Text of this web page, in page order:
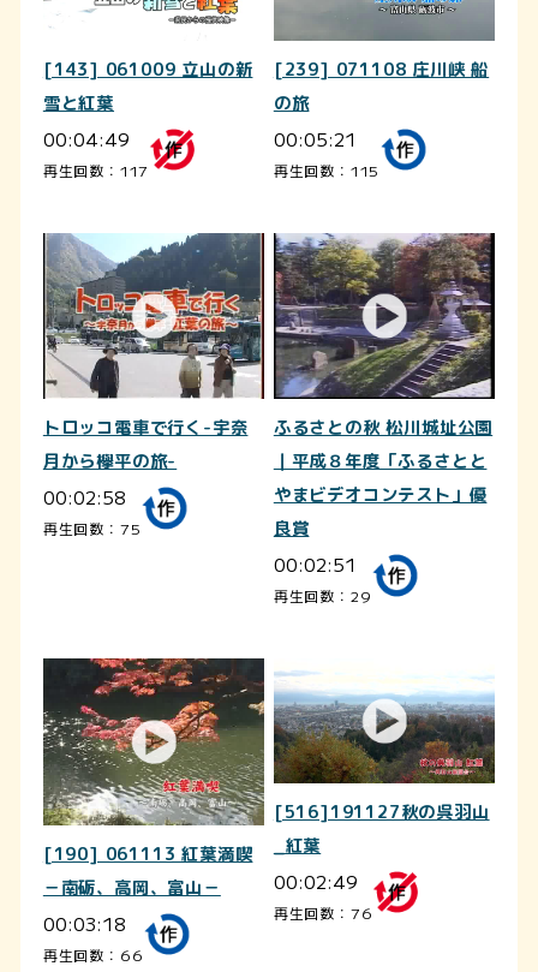
[143] 061009 立山の新
雪と紅葉
00:04:49
再生回数：117
[239] 071108 庄川峡 船
の旅
00:05:21
再生回数：115
トロッコ電車で行く-宇奈
月から欅平の旅-
00:02:58
再生回数：75
ふるさとの秋 松川城址公園
｜平成８年度「ふるさとと
やまビデオコンテスト」優
良賞
00:02:51
再生回数：29
[190] 061113 紅葉満喫
－南砺、高岡、富山－
00:03:18
再生回数：66
[516]191127秋の呉羽山
_紅葉
00:02:49
再生回数：76